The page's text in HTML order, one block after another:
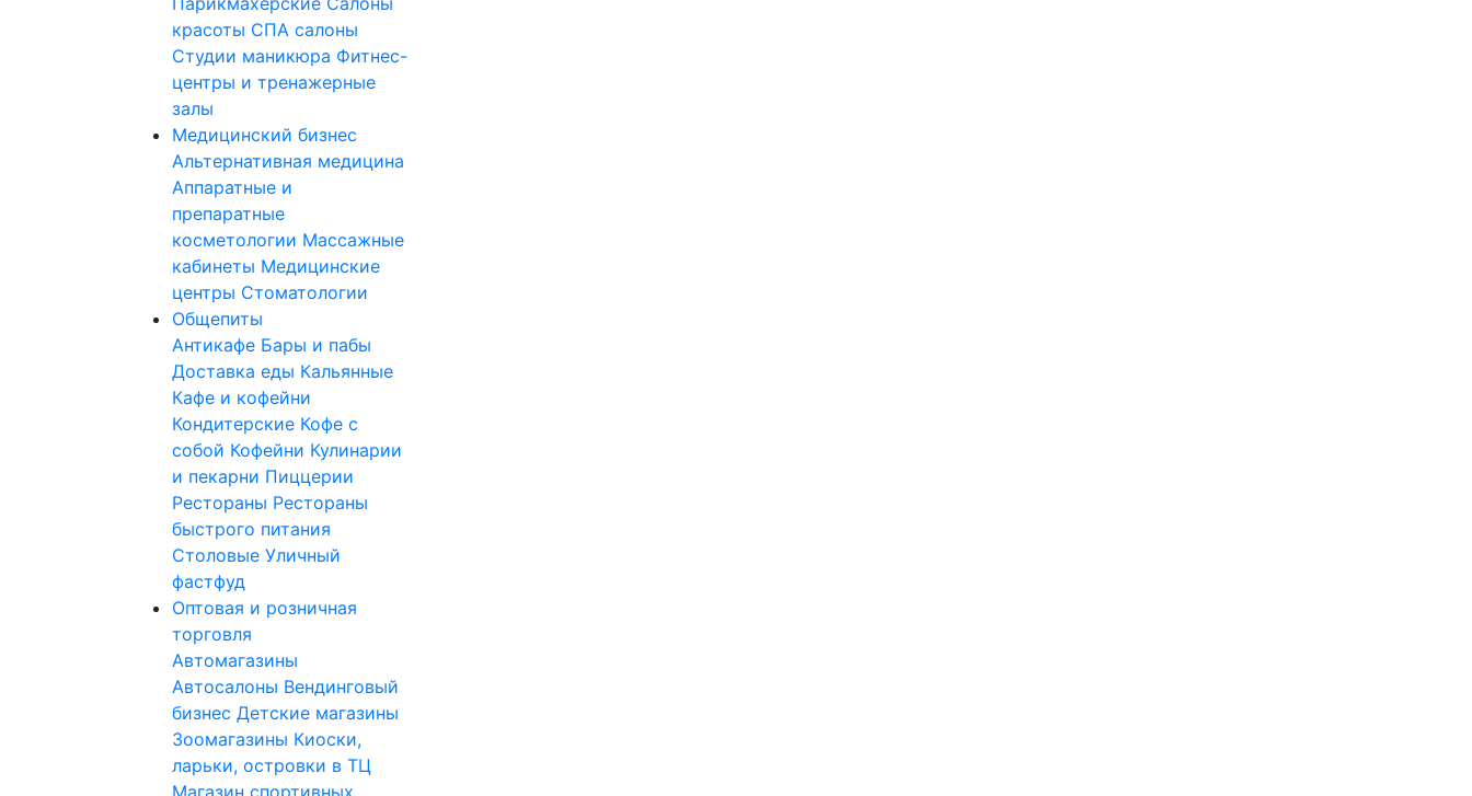
красоты СПА салоны
Студии маникюра Фитнес-
центры и тренажерные
залы
Медицинский бизнес
Альтернативная медицина
Аппаратные и
препаратные
косметологии Массажные
кабинеты Медицинские
центры Стоматологии
Общепиты
Антикафе Бары и пабы
Доставка еды Кальянные
Кафе и кофейни
Кондитерские Кофе с
собой Кофейни Кулинарии
и пекарни Пиццерии
Рестораны Рестораны
быстрого питания
Столовые Уличный
фастфуд
Оптовая и розничная
торговля
Автомагазины
Автосалоны Вендинговый
бизнес Детские магазины
Зоомагазины Киоски,
ларьки, островки в ТЦ
Магазин спортивных